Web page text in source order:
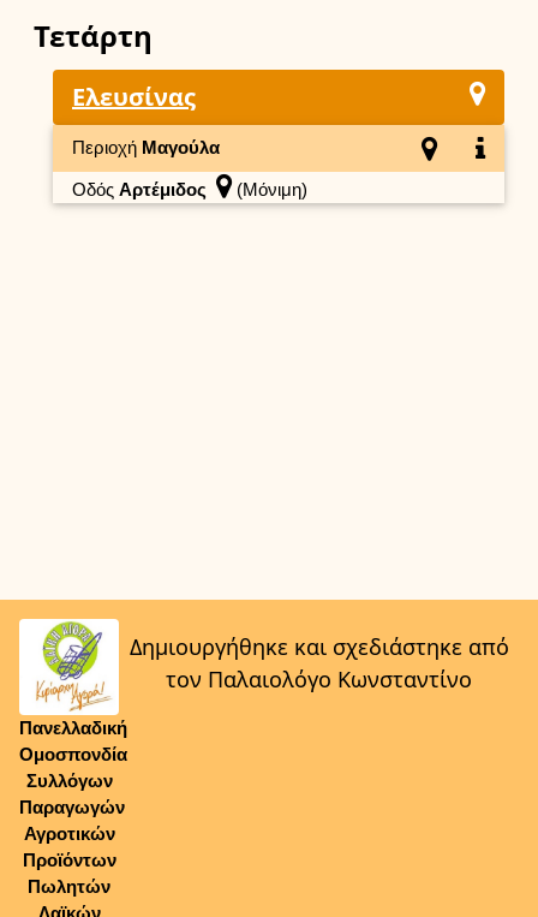
Τετάρτη
Ελευσίνας
Περιοχή Μαγούλα
Οδός Αρτέμιδος (Μόνιμη)
Πανελλαδική
Ομοσπονδία
Συλλόγων
Παραγωγών
Αγροτικών
Προϊόντων
Πωλητών
Λαϊκών
Δημιουργήθηκε και σχεδιάστηκε από
τον Παλαιολόγο Κωνσταντίνο